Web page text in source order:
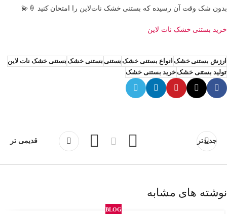
بدون شک وقت آن رسیده که بستنی خشک نات‌لاین را امتحان کنید 🍦💫
خرید بستنی خشک نات لاین
ارزش بستنی خشکانواع بستنی خشکبستنیبستنی خشکبستنی خشک نات لاین
تولید بستنی خشکخرید بستنی خشک
جدیدتر قدیمی تر
نوشته های مشابه
BLOG